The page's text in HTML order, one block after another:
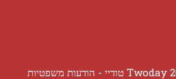
הודעות משפטיות